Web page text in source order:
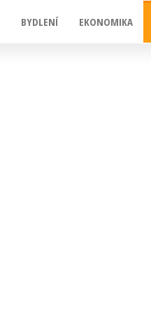
BYDLENÍ EKONOMIKA